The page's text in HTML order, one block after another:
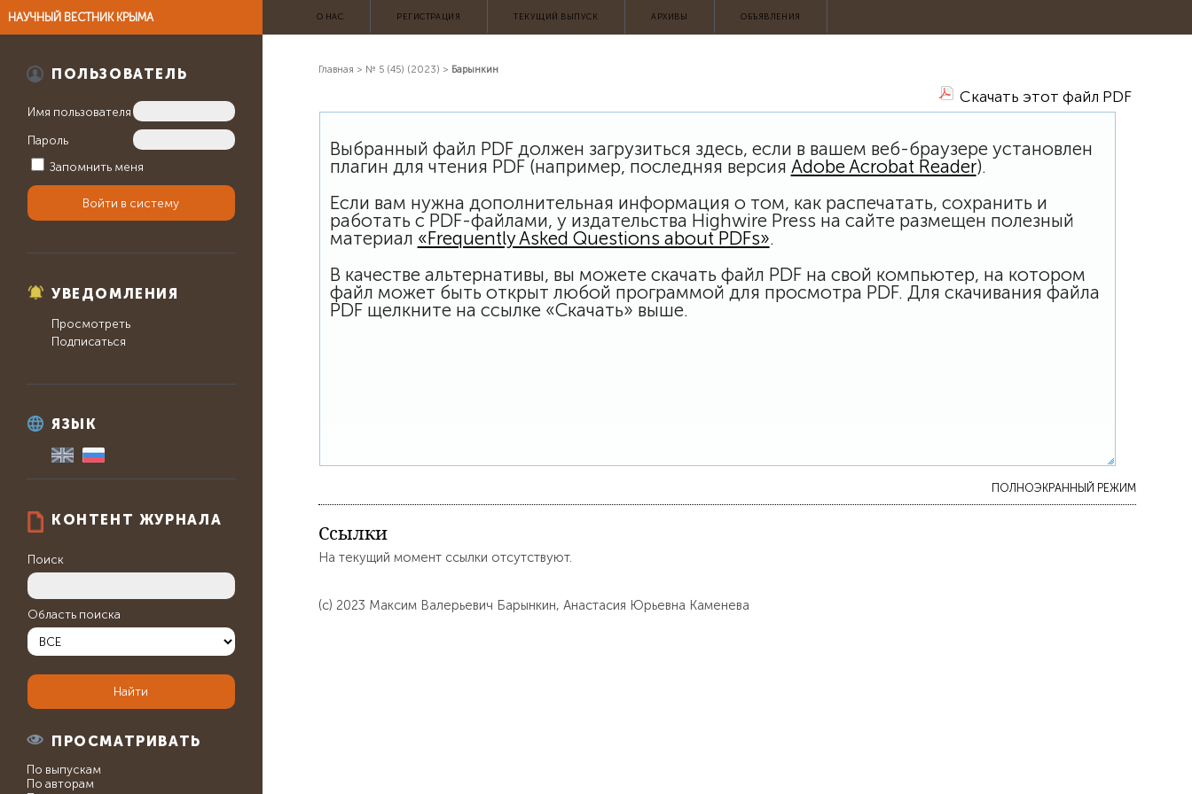
НАУЧНЫЙ ВЕСТНИК КРЫМА
ПОЛЬЗОВАТЕЛЬ
Имя пользователя
Пароль
Запомнить меня
УВЕДОМЛЕНИЯ
Просмотреть
Подписаться
ЯЗЫК
КОНТЕНТ ЖУРНАЛА
Поиск
Область поиска
ПРОСМАТРИВАТЬ
По выпускам
По авторам
О НАС РЕГИСТРАЦИЯ ТЕКУЩИЙ ВЫПУСК АРХИВЫ ОБЪЯВЛЕНИЯ
Главная > № 5 (45) (2023) > Барынкин
Скачать этот файл PDF
Выбранный файл PDF должен загрузиться здесь, если в вашем веб-браузере установлен
плагин для чтения PDF (например, последняя версия Adobe Acrobat Reader).
Если вам нужна дополнительная информация о том, как распечатать, сохранить и
работать с PDF-файлами, у издательства Highwire Press на сайте размещен полезный
материал «Frequently Asked Questions about PDFs».
В качестве альтернативы, вы можете скачать файл PDF на свой компьютер, на котором
файл может быть открыт любой программой для просмотра PDF. Для скачивания файла
PDF щелкните на ссылке «Скачать» выше.
ПОЛНОЭКРАННЫЙ РЕЖИМ
Ссылки
На текущий момент ссылки отсутствуют.
(c) 2023 Максим Валерьевич Барынкин, Анастасия Юрьевна Каменева